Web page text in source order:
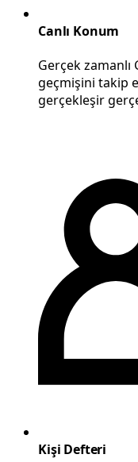
Canlı Konum
Gerçek
geçmişini takip
gerçekleşir
Kişi Defteri